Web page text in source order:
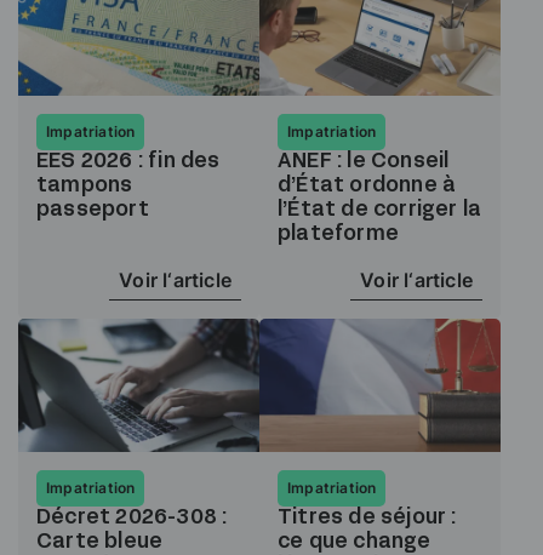
Impatriation
EES 2026 : fin des
tampons
passeport
Voir l‘article
Impatriation
ANEF : le Conseil
d’État ordonne à
l’État de corriger la
plateforme
Voir l‘article
Impatriation
Décret 2026-308 :
Carte bleue
Impatriation
Titres de séjour :
ce que change